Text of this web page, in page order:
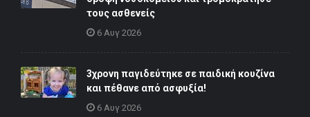
τους ασθενείς
6 Αυγ 2026
3χρονη παγιδεύτηκε σε παιδική κουζίνα
και πέθανε από ασφυξία!
6 Αυγ 2026